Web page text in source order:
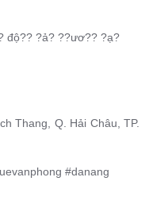
độ?? ?ả? ??ươ?? ?ạ?
Thang, Q. Hải Châu, TP.
#danang